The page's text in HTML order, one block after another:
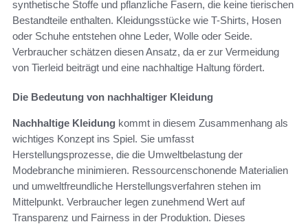
synthetische Stoffe und pflanzliche Fasern, die keine tierischen
Bestandteile enthalten. Kleidungsstücke wie T-Shirts, Hosen
oder Schuhe entstehen ohne Leder, Wolle oder Seide.
Verbraucher schätzen diesen Ansatz, da er zur Vermeidung
von Tierleid beiträgt und eine nachhaltige Haltung fördert.
Die Bedeutung von nachhaltiger Kleidung
Nachhaltige Kleidung kommt in diesem Zusammenhang als
wichtiges Konzept ins Spiel. Sie umfasst
Herstellungsprozesse, die die Umweltbelastung der
Modebranche minimieren. Ressourcenschonende Materialien
und umweltfreundliche Herstellungsverfahren stehen im
Mittelpunkt. Verbraucher legen zunehmend Wert auf
Transparenz und Fairness in der Produktion. Dieses